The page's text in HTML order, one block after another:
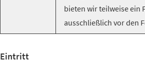
bieten wir teilweise ein
ausschließlich vor den
Eintritt